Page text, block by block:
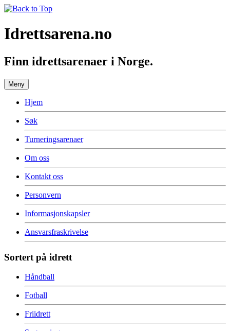
Idrettsarena.no
Finn idrettsarenaer i Norge.
Meny
Hjem
Søk
Turneringsarenaer
Om oss
Kontakt oss
Personvern
Informasjonskapsler
Ansvarsfraskrivelse
Sortert på idrett
Håndball
Fotball
Friidrett